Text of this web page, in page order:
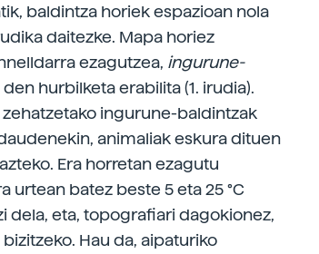
baldintza horiek espazioan nola
daitezke. Mapa horiez
ezagutzea, ingurune-
hurbilketa erabilita (1. irudia).
ingurune-baldintzak
animaliak eskura dituen
Era horretan ezagutu
urtean batez beste 5 eta 25 °C
eta, topografiari dagokionez,
Hau da, aipaturiko